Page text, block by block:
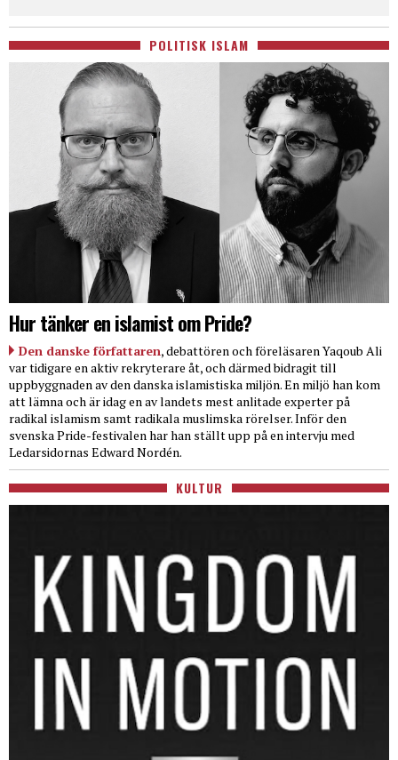
POLITISK ISLAM
Hur tänker en islamist om Pride?
Den danske författaren, debattören och föreläsaren Yaqoub Ali
var tidigare en aktiv rekryterare åt, och därmed bidragit till
uppbyggnaden av den danska islamistiska miljön. En miljö han kom
att lämna och är idag en av landets mest anlitade experter på
radikal islamism samt radikala muslimska rörelser. Inför den
svenska Pride-festivalen har han ställt upp på en intervju med
Ledarsidornas Edward Nordén.
KULTUR